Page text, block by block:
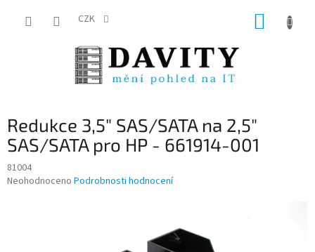
CZK
Redukce 3,5" SAS/SATA na 2,5"
SAS/SATA pro HP - 661914-001
81004
Průměrné
Neohodnoceno Podrobnosti hodnocení